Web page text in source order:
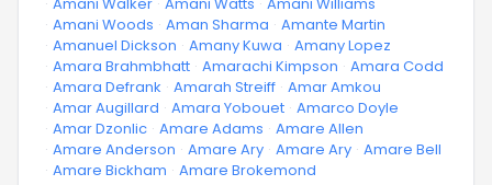
· Amani Woods · Aman Sharma · Amante Martin
· Amanuel Dickson · Amany Kuwa · Amany Lopez
· Amara Brahmbhatt · Amarachi Kimpson · Amara Codd
· Amara Defrank · Amarah Streiff · Amar Amkou
· Amar Augillard · Amara Yobouet · Amarco Doyle
· Amar Dzonlic · Amare Adams · Amare Allen
· Amare Anderson · Amare Ary · Amare Ary · Amare Bell
· Amare Bickham · Amare Brokemond